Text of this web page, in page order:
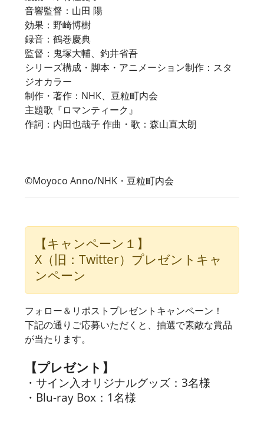
音響監督：山田 陽
効果：野崎博樹
録音：鶴巻慶典
監督：鬼塚大輔、釣井省吾
シリーズ構成・脚本・アニメーション制作：スタ
ジオカラー
制作・著作：NHK、豆粒町内会
主題歌『ロマンティーク』
作詞：内田也哉子 作曲・歌：森山直太朗
©Moyoco Anno/NHK・豆粒町内会
【キャンペーン１】
X（旧：Twitter）プレゼントキャ
ンペーン
フォロー＆リポストプレゼントキャンペーン！
下記の通りご応募いただくと、抽選で素敵な賞品
が当たります。
【プレゼント】
・サイン入オリジナルグッズ：3名様
・Blu-ray Box：1名様